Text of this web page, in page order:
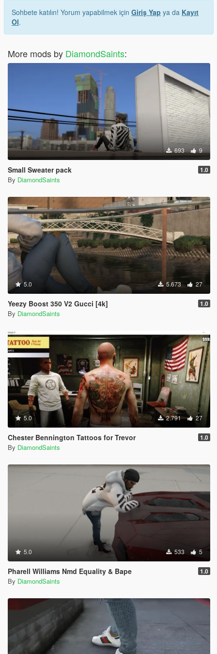
Sohbete katılın! Yorum yapabilmek için Giriş Yap ya da Kayıt
Ol.
More mods by DiamondSaints:
693 9
Small Sweater pack 1.0
By DiamondSaints
5.0 5.673 27
Yeezy Boost 350 V2 Gucci [4k] 1.0
By DiamondSaints
5.0 2.791 27
Chester Bennington Tattoos for Trevor 1.0
By DiamondSaints
5.0 533 5
Pharell Williams Nmd Equality & Bape 1.0
By DiamondSaints